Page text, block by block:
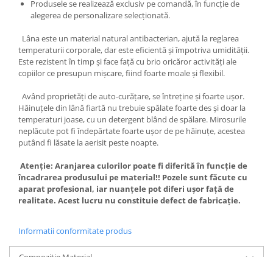
Produsele se realizează exclusiv pe comandă, în funcție de
alegerea de personalizare selecționată.
Lâna este un material natural antibacterian, ajută la reglarea
temperaturii corporale, dar este eficientă și împotriva umidității.
Este rezistent în timp și face față cu brio oricăror activități ale
copiilor ce presupun mișcare, fiind foarte moale și flexibil.
Având proprietăți de auto-curățare, se întreține și foarte ușor.
Hăinuțele din lână fiartă nu trebuie spălate foarte des și doar la
temperaturi joase, cu un detergent blând de spălare. Mirosurile
neplăcute pot fi îndepărtate foarte ușor de pe hăinuțe, acestea
putând fi lăsate la aerisit peste noapte.
Atenție: Aranjarea culorilor poate fi diferită în funcție de
încadrarea produsului pe material!! Pozele sunt făcute cu
aparat profesional, iar nuanțele pot diferi ușor față de
realitate. Acest lucru nu constituie defect de fabricație.
Informatii conformitate produs